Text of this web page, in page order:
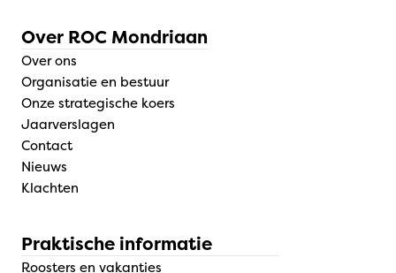
Over ROC Mondriaan
Over ons
Organisatie en bestuur
Onze strategische koers
Jaarverslagen
Contact
Nieuws
Klachten
Praktische informatie
Roosters en vakanties